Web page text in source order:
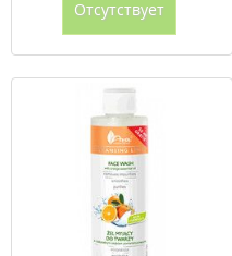
Отсутствует